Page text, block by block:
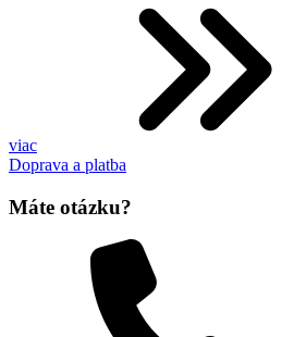
viac
Doprava a platba
Máte otázku?